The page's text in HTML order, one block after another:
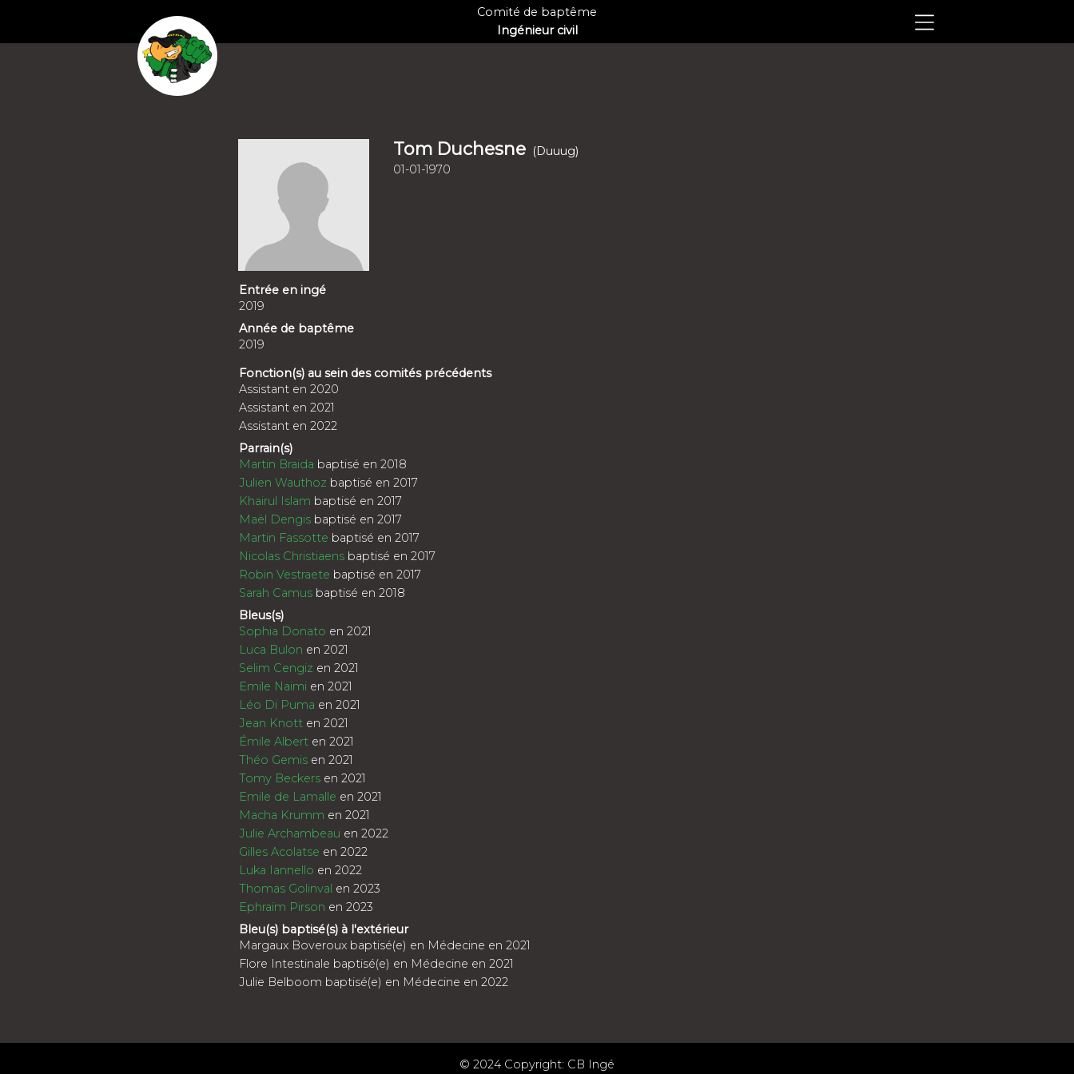
Comité de baptême
Ingénieur civil
Tom Duchesne (Duuug)
01-01-1970
Entrée en ingé
2019
Année de baptême
2019
Fonction(s) au sein des comités précédents
Assistant en 2020
Assistant en 2021
Assistant en 2022
Parrain(s)
Martin Braida baptisé en 2018
Julien Wauthoz baptisé en 2017
Khairul Islam baptisé en 2017
Maël Dengisbaptisé en 2017
Martin Fassotte baptisé en 2017
Nicolas Christiaensbaptisé en 2017
Robin Vestraete baptisé en 2017
Sarah Camusbaptisé en 2018
Bleus(s)
Sophia Donato en 2021
Luca Bulon en 2021
Selim Cengiz en 2021
Emile Naimien 2021
Léo Di Puma en 2021
Jean Knotten 2021
Émile Alberten 2021
Théo Gemisen 2021
Tomy Beckersen 2021
Emile de Lamalle en 2021
Macha Krumm en 2021
Julie Archambeau en 2022
Gilles Acolatse en 2022
Luka Iannello en 2022
Thomas Golinval en 2023
Ephraïm Pirson en 2023
Bleu(s) baptisé(s) à l'extérieur
Margaux Boveroux baptisé(e) en Médecine en 2021
Flore Intestinale baptisé(e) en Médecine en 2021
Julie Belboom baptisé(e) en Médecine en 2022
© 2024 Copyright: CB Ingé